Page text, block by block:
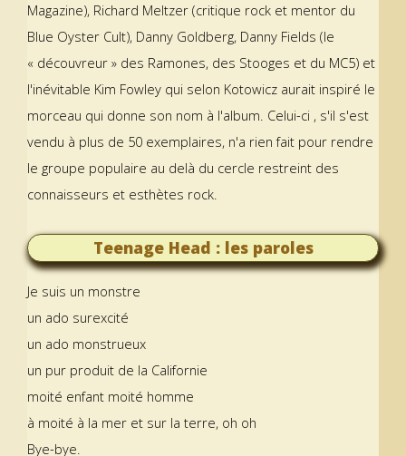
Magazine), Richard Meltzer (critique rock et mentor du
Blue Oyster Cult), Danny Goldberg, Danny Fields (le
« découvreur » des Ramones, des Stooges et du MC5) et
l'inévitable Kim Fowley qui selon Kotowicz aurait inspiré le
morceau qui donne son nom à l'album. Celui-ci , s'il s'est
vendu à plus de 50 exemplaires, n'a rien fait pour rendre
le groupe populaire au delà du cercle restreint des
connaisseurs et esthètes rock.
Teenage Head : les paroles
Je suis un monstre
un ado surexcité
un ado monstrueux
un pur produit de la Californie
moité enfant moité homme
à moité à la mer et sur la terre, oh oh
Bye-bye.